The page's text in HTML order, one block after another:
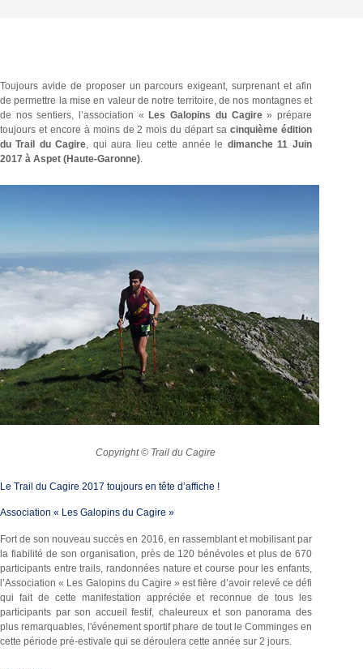
Toujours avide de proposer un parcours exigeant, surprenant et afin
de permettre la mise en valeur de notre territoire, de nos montagnes et
de nos sentiers, l’association « Les Galopins du Cagire» prépare
toujours et encore à moins de 2 mois du départ sa cinquième édition
du Trail du Cagire, qui aura lieu cette année le dimanche 11 Juin
2017 à Aspet (Haute-Garonne).
Copyright © Trail du Cagire
Le Trail du Cagire 2017 toujours en tête d’affiche !
Association « Les Galopins du Cagire »
Fort de son nouveau succès en 2016, en rassemblant et mobilisant par
la fiabilité de son organisation, près de 120 bénévoles et plus de 670
participants entre trails, randonnées nature et course pour les enfants,
l’Association « Les Galopins du Cagire » est fière d’avoir relevé ce défi
qui fait de cette manifestation appréciée et reconnue de tous les
participants par son accueil festif, chaleureux et son panorama des
plus remarquables, l'événement sportif phare de tout le Comminges en
cette période pré-estivale qui se déroulera cette année sur 2 jours.